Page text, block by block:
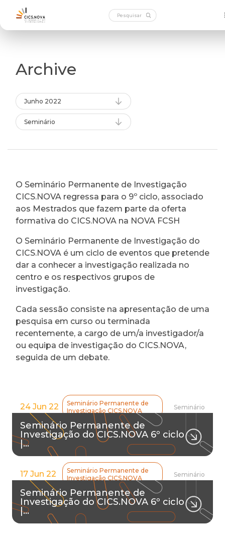
Archive
Junho 2022
Seminário
O Seminário Permanente de Investigação
CICS.NOVA regressa para o 9º ciclo, associado
aos Mestrados que fazem parte da oferta
formativa do CICS.NOVA na NOVA FCSH
O Seminário Permanente de Investigação do
CICS.NOVA é um ciclo de eventos que pretende
dar a conhecer a investigação realizada no
centro e os respectivos grupos de
investigação.
Cada sessão consiste na apresentação de uma
pesquisa em curso ou terminada
recentemente, a cargo de um/a investigador/a
ou equipa de investigação do CICS.NOVA,
seguida de um debate.
24 Jun 22
Seminário Permanente de
Investigação CICS.NOVA
Seminário
Seminário Permanente de
Investigação do CICS.NOVA 6º ciclo
|…
17 Jun 22
Seminário Permanente de
Investigação CICS.NOVA
Seminário
Seminário Permanente de
Investigação do CICS.NOVA 6º ciclo
|…